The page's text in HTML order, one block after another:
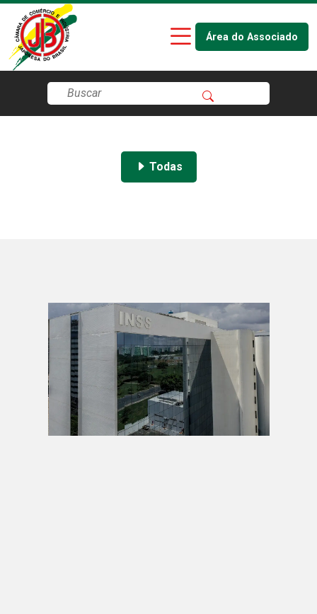
Área do Associado
Todas